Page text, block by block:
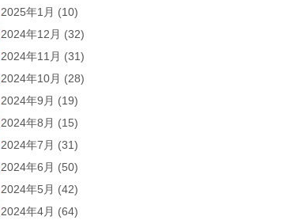
2025年1月 (10)
2024年12月 (32)
2024年11月 (31)
2024年10月 (28)
2024年9月 (19)
2024年8月 (15)
2024年7月 (31)
2024年6月 (50)
2024年5月 (42)
2024年4月 (64)